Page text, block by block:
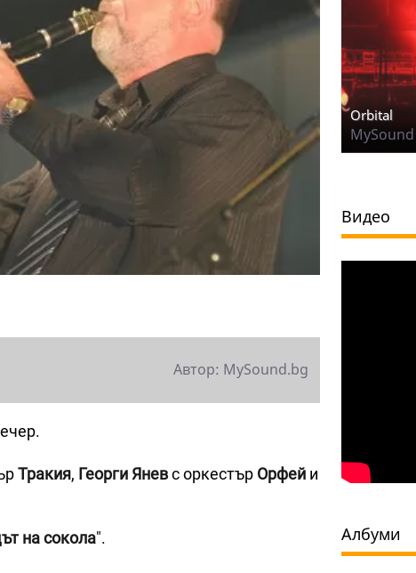
Автор: MySound.bg
Тракия, Георги Яневс оркестър Орфей и
насокола".
Orbital
MySound
Видео
Албуми